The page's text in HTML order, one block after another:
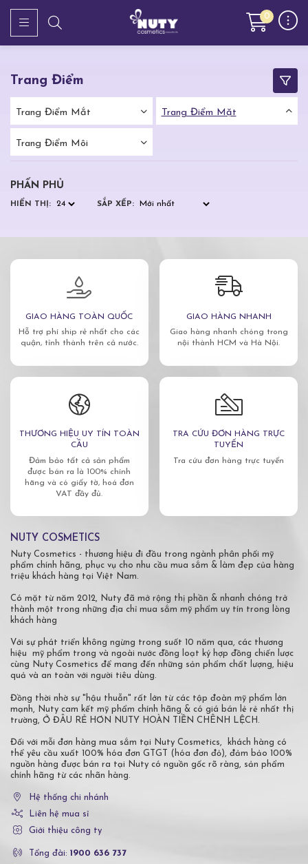
0
Trang Điểm
Trang Điểm Mắt Trang Điểm Mặt
Trang Điểm Môi
PHẤN PHỦ
HIỂN THỊ: SẮP XẾP:
GIAO HÀNG TOÀN QUỐC
Hỗ trợ phí ship rẻ nhất cho các
quận, tỉnh thành trên cả nước.
GIAO HÀNG NHANH
Giao hàng nhanh chóng trong
nội thành HCM và Hà Nội.
THƯƠNG HIỆU UY TÍN TOÀN
CẦU
Đảm bảo tất cả sản phẩm
được bán ra là 100% chính
hãng và có giấy tờ, hoá đơn
VAT đầy đủ.
TRA CỨU ĐƠN HÀNG TRỰC
TUYẾN
Tra cứu đơn hàng trực tuyến
NUTY COSMETICS
Nuty Cosmetics - thương hiệu đi đầu trong ngành phân phối mỹ
phẩm chính hãng, phục vụ cho nhu cầu mua sắm & làm đẹp của hàng
triệu khách hàng tại Việt Nam.
Có mặt từ năm 2012, Nuty đã mở rộng thị phần & nhanh chóng trở
thành một trong những địa chỉ mua sắm mỹ phẩm uy tín trong lòng
khách hàng
Với sự phát triển không ngừng trong suốt 10 năm qua, các thương
hiệu mỹ phẩm trong và ngoài nước đồng loạt ký hợp đồng chiến lược
cùng Nuty Cosmetics để mang đến những sản phẩm chất lượng, hiệu
quả và an toàn với người tiêu dùng.
Đồng thời nhờ sự "hậu thuẫn" rất lớn từ các tập đoàn mỹ phẩm lớn
mạnh, Nuty cam kết mỹ phẩm chính hãng & có giá bán lẻ rẻ nhất thị
trường, Ở ĐÂU RẺ HƠN NUTY HOÀN TIỀN CHÊNH LỆCH.
Đối với mỗi đơn hàng mua sắm tại Nuty Cosmetics, khách hàng có
thể yêu cầu xuất 100% hóa đơn GTGT (hóa đơn đỏ), đảm bảo 100%
nguồn hàng được bán ra tại Nuty có nguồn gốc rõ ràng, sản phẩm
chính hãng từ các nhãn hàng.
Hệ thống chi nhánh
Liên hệ mua sỉ
Giới thiệu công ty
Tổng đài: 1900 636 737